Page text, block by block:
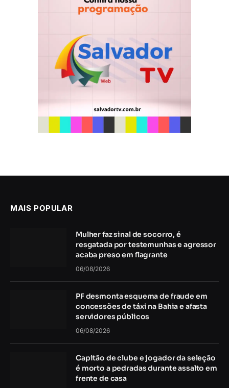
MAIS POPULAR
Mulher faz sinal de socorro, é
resgatada por testemunhas e agressor
acaba preso em flagrante
06/08/2026
PF desmonta esquema de fraude em
concessões de táxi na Bahia e afasta
servidores públicos
06/08/2026
Capitão de clube e jogador da seleção
é morto a pedradas durante assalto em
frente de casa